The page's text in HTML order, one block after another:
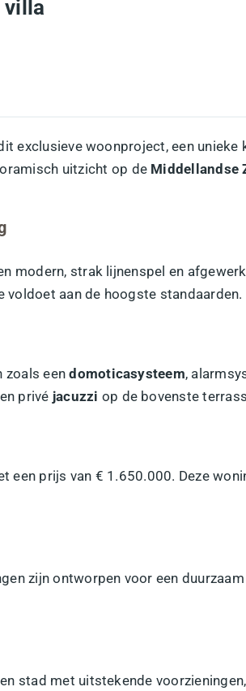
villa
exclusieve woonproject, een unieke
uitzicht op de Middellandse
modern, strak lijnenspel en
voldoet aan de hoogste standaarden.
zoals eendomoticasysteem,
privé jacuzzi op de bovenste
een prijs van € 1.650.000. Deze
zijn ontworpen voor een
stad met uitstekende